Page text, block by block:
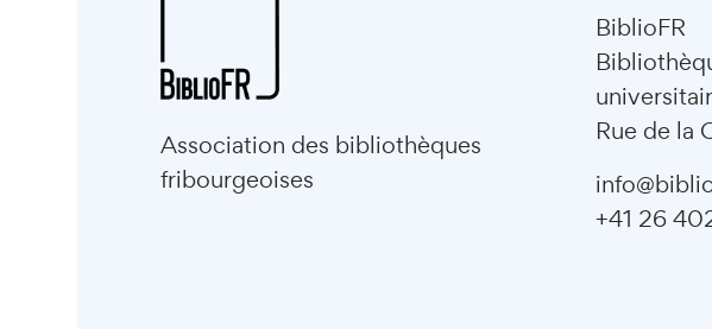
Association des bibliothèques
fribourgeoises
BiblioFR
Rue de la
+41 26